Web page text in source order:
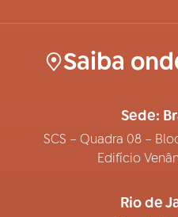
Saiba
Sede:
SCS – Quadra 08 –
Edifício
Rio de